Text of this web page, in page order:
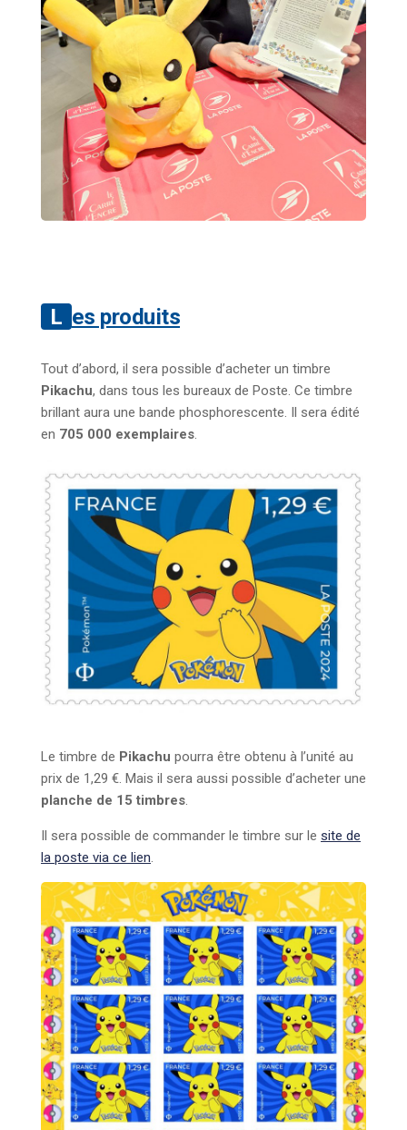
Les produits
Tout d’abord, il sera possible d’acheter un timbre
Pikachu, dans tous les bureaux de Poste. Ce timbre
brillant aura une bande phosphorescente. Il sera édité
en 705 000 exemplaires.
Le timbre de Pikachu pourra être obtenu à l’unité au
prix de 1,29 €. Mais il sera aussi possible d’acheter une
planche de 15 timbres.
Il sera possible de commander le timbre sur le site de
la poste via ce lien.